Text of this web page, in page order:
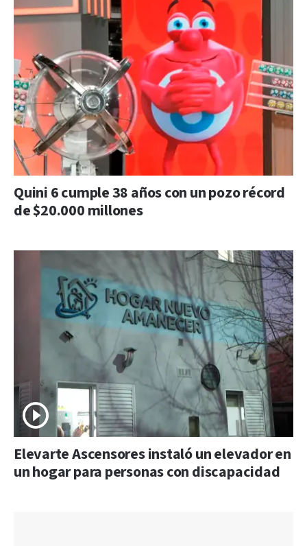
Quini 6 cumple 38 años con un pozo récord
de $20.000 millones
Elevarte Ascensores instaló un elevador en
un hogar para personas con discapacidad